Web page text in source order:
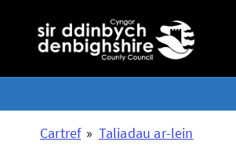
Cartref » Taliadau ar-lein